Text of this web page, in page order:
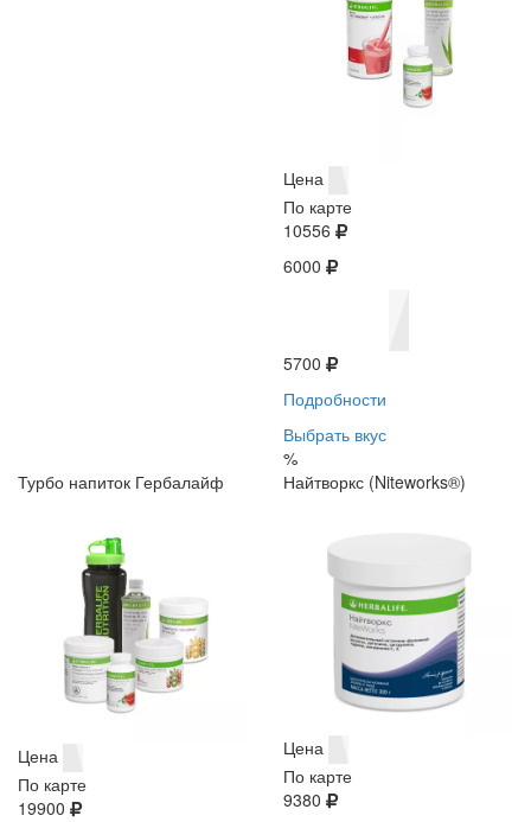
Цена
По карте
10556
6000
5700
Подробности
Выбрать вкус
%
Турбо напиток Гербалайф
Цена
По карте
19900
Найтворкс (Niteworks®)
Цена
По карте
9380